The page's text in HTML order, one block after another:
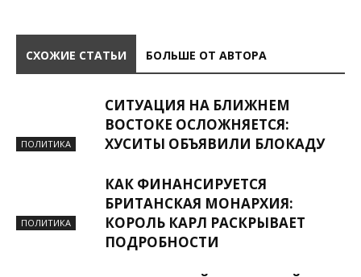
СХОЖИЕ СТАТЬИ БОЛЬШЕ ОТ АВТОРА
ПОЛИТИКА
СИТУАЦИЯ НА БЛИЖНЕМ
ВОСТОКЕ ОСЛОЖНЯЕТСЯ:
ХУСИТЫ ОБЪЯВИЛИ БЛОКАДУ
ПОЛИТИКА
КАК ФИНАНСИРУЕТСЯ
БРИТАНСКАЯ МОНАРХИЯ:
КОРОЛЬ КАРЛ РАСКРЫВАЕТ
ПОДРОБНОСТИ